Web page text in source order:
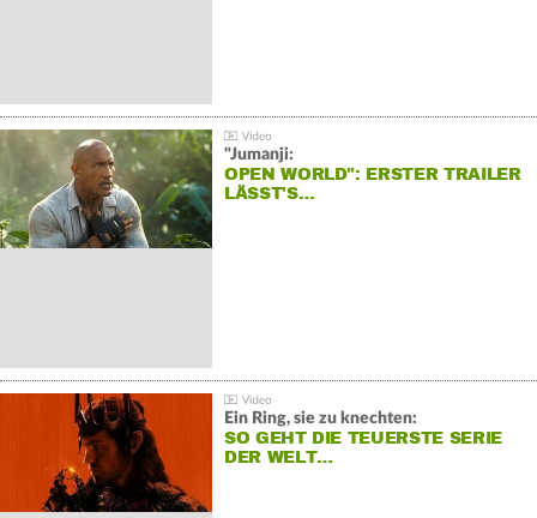
"Jumanji:
OPEN WORLD": ERSTER TRAILER
LÄSST'S…
Ein Ring, sie zu knechten:
SO GEHT DIE TEUERSTE SERIE
DER WELT…